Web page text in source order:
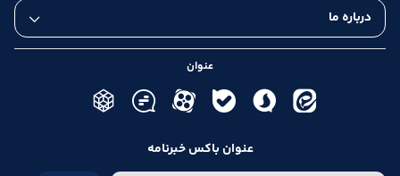
درباره ما
عنوان
عنوان باکس خبرنامه